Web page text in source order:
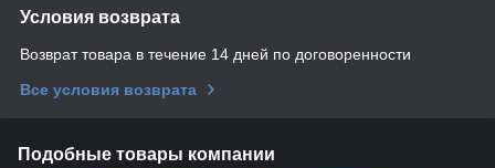
Условия возврата
Возврат товара в течение 14 дней по договоренности
Все условия возврата
Подобные товары компании